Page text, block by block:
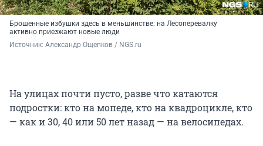
Брошенные избушки здесь в меньшинстве: на Лесоперевалку
активно приезжают новые люди
Источник: Александр Ощепков / NGS.ru
На улицах почти пусто, разве что катаются
подростки: кто на мопеде, кто на квадроцикле, кто
— как и 30, 40 или 50 лет назад — на велосипедах.